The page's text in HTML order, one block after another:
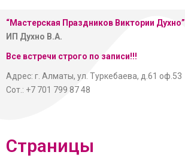
“Мастерская Праздников Виктории Духно”
ИП Духно В.А.
Все встречи строго по записи!!!
Адрес: г. Алматы, ул. Туркебаева, д.61 оф.53
Сот.: +7 701 799 87 48
Страницы